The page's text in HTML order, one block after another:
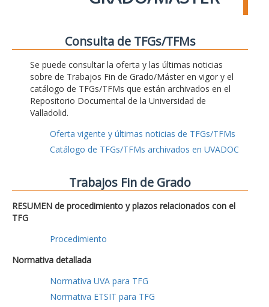
Consulta de TFGs/TFMs
Se puede consultar la oferta y las últimas noticias
sobre de Trabajos Fin de Grado/Máster en vigor y el
catálogo de TFGs/TFMs que están archivados en el
Repositorio Documental de la Universidad de
Valladolid.
Oferta vigente y últimas noticias de TFGs/TFMs
Catálogo de TFGs/TFMs archivados en UVADOC
Trabajos Fin de Grado
RESUMEN de procedimiento y plazos relacionados con el
TFG
Procedimiento
Normativa detallada
Normativa UVA para TFG
Normativa ETSIT para TFG